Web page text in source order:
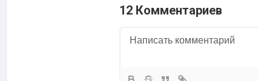
12 Комментариев